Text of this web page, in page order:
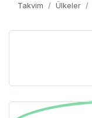
Takvim Ülkeler